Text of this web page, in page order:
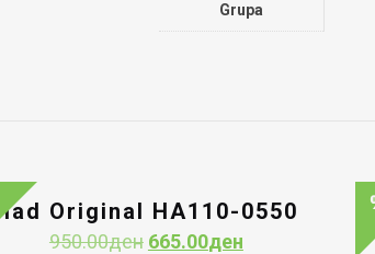
Grupa
Had Original HA110-0550
950.00ден Original
665.00денCurrent